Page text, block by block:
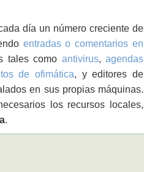
día un número creciente de
entradas o comentarios en
tales como antivirus,agendas
de ofimática, y editores de
en sus propias máquinas.
los recursos locales,
.